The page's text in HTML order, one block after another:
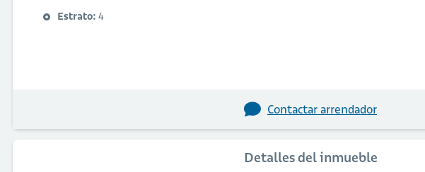
Estrato: 4
Contactar arrendador
Detalles del inmueble